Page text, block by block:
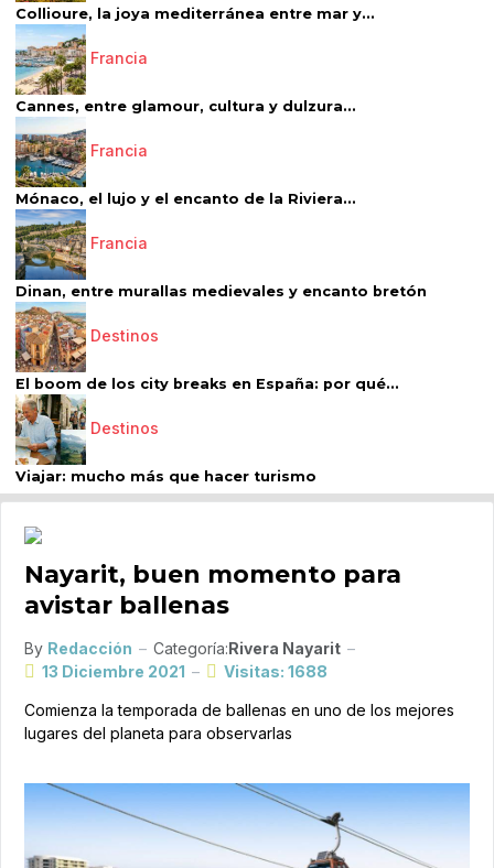
Collioure, la joya mediterránea entre mar y...
Francia
Cannes, entre glamour, cultura y dulzura...
Francia
Mónaco, el lujo y el encanto de la Riviera...
Francia
Dinan, entre murallas medievales y encanto bretón
Destinos
El boom de los city breaks en España: por qué...
Destinos
Viajar: mucho más que hacer turismo
Nayarit, buen momento para
avistar ballenas
By Redacción Categoría:Rivera Nayarit
13 Diciembre 2021
Visitas: 1688
Comienza la temporada de ballenas en uno de los mejores
lugares del planeta para observarlas